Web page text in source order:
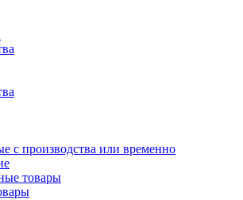
с производства или временно
товары